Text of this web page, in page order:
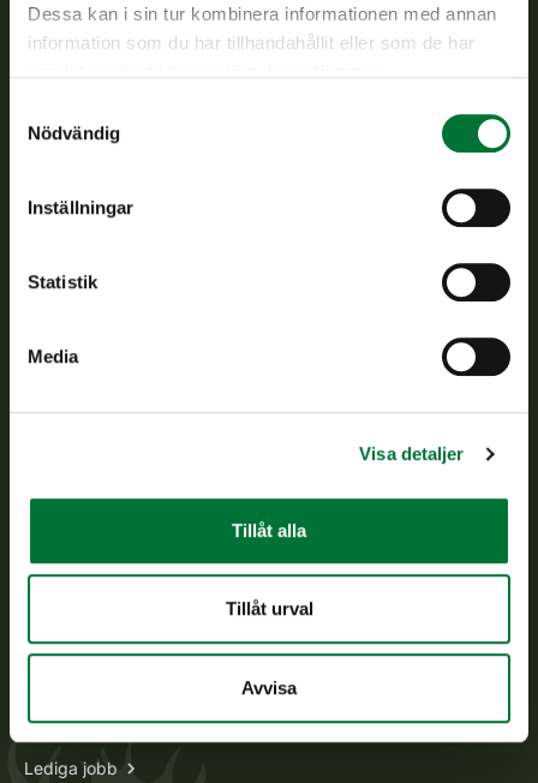
Dessa kan i sin tur kombinera informationen med annan
information som du har tillhandahållit eller som de har
Nödvändig
Inställningar
Statistik
Media
Visa detaljer
Tillåt alla
Tillåt urval
Avvisa
Finlands viltcentral främjar en hållbar vilthushållning, stöder
Vardagar kl. 9–15
asiakaspalvelu@riista.fi
Oma riista -tjänsten
Ansökan om licenser och dispenser
Information om oss
Lediga jobb